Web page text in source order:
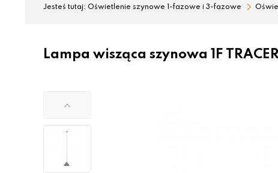
Jesteś tutaj: Oświetlenie szynowe 1-fazowe i 3-fazowe
Lampa wisząca szynowa 1F